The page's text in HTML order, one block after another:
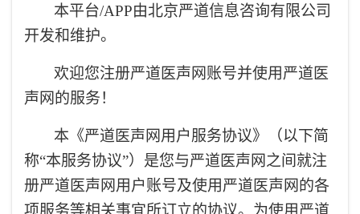
本平台/APP由北京严道信息咨询有限公司
开发和维护。
欢迎您注册严道医声网账号并使用严道医
声网的服务！
本《严道医声网用户服务协议》（以下简
称“本服务协议”）是您与严道医声网之间就注
册严道医声网用户账号及使用严道医声网的各
项服务等相关事宜所订立的协议。 为使用严道